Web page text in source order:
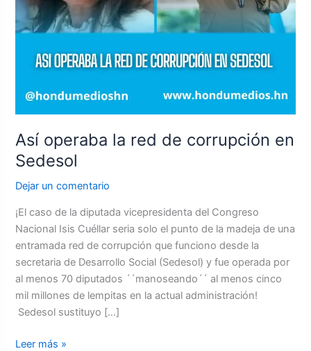
Así operaba la red de corrupción en
Sedesol
Dejar un comentario
¡El caso de la diputada vicepresidenta del Congreso
Nacional Isis Cuéllar seria solo el punto de la madeja de una
entramada red de corrupción que funciono desde la
secretaria de Desarrollo Social (Sedesol) y fue operada por
al menos 70 diputados ´´manoseando´´ al menos cinco
mil millones de lempitas en la actual administración!
Sedesol sustituyo […]
Leer más »